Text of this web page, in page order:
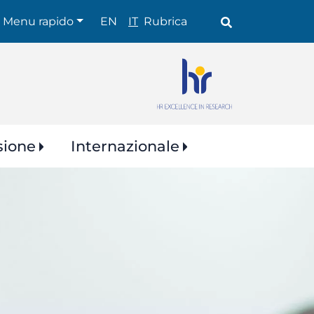
Shortcuts
Menu rapido EN IT Rubrica
Internazionale